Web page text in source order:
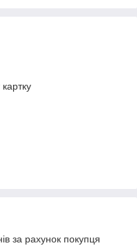
за рахунок покупця